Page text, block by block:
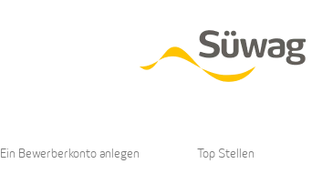
Ein Bewerberkonto anlegen Top Stellen